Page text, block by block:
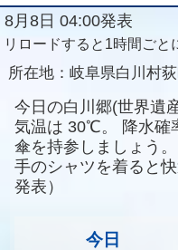
8月8日 04:00発表
リロードすると1時間ごと
所在地： 岐阜県白川村
今日の白川郷(世界遺
気温は 30℃。 降水確
傘を持参しましょう。
手のシャツを着ると
発表）
今日